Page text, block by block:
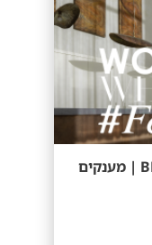
קב"טים /יות למלונות BROWN | מענקים